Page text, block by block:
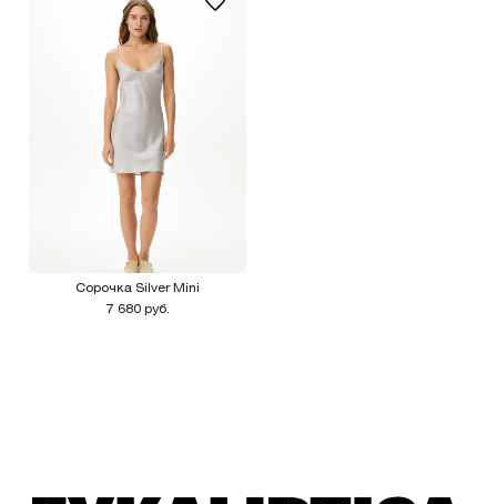
Сорочка Silver Mini
7 680 руб.